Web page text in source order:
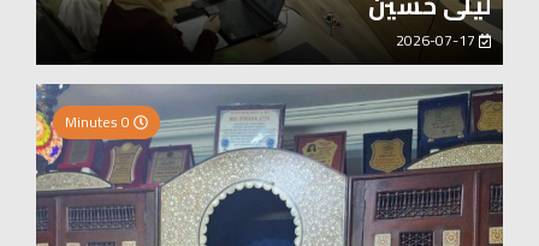
2026-07-17